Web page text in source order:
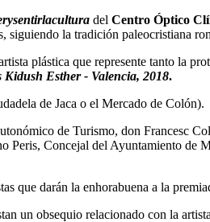
del Centro Óptico
siguiendo la tradición paleocristiana
plástica que represente tanto la
Kidush Esther - Valencia, 2018.
de Jaca o el Mercado de Colón).
de Turismo, don Francesc
Concejal del Ayuntamiento de
que darán la enhorabuena a la
un obsequio relacionado con la